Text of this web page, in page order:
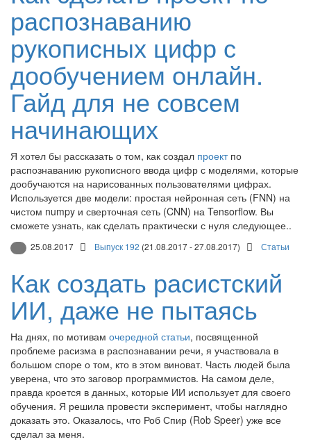
распознаванию
рукописных цифр с
дообучением онлайн.
Гайд для не совсем
начинающих
Я хотел бы рассказать о том, как создал проектпо
распознаванию рукописного ввода цифр с моделями, которые
дообучаются на нарисованных пользователями цифрах.
Используется две модели: простая нейронная сеть (FNN) на
чистом numpy и сверточная сеть (CNN) на Tensorflow. Вы
сможете узнать, как сделать практически с нуля следующее..
25.08.2017 Выпуск 192 (21.08.2017 - 27.08.2017) Статьи
Как создать расистский
ИИ, даже не пытаясь
На днях, по мотивам очередной статьи, посвященной
проблеме расизма в распознавании речи, я участвовала в
большом споре о том, кто в этом виноват. Часть людей была
уверена, что это заговор программистов. На самом деле,
правда кроется в данных, которые ИИ использует для своего
обучения. Я решила провести эксперимент, чтобы наглядно
доказать это. Оказалось, что Роб Спир (Rob Speer) уже все
сделал за меня.